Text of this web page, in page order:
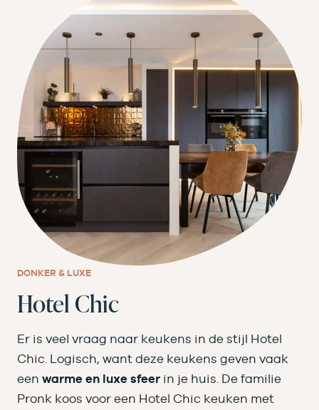
DONKER & LUXE
Hotel Chic
Er is veel vraag naar keukens in de stijl Hotel
Chic. Logisch, want deze keukens geven vaak
een warme en luxe sfeer in je huis. De familie
Pronk koos voor een Hotel Chic keuken met